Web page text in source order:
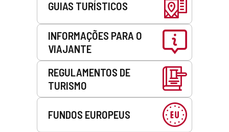
GUIAS TURÍSTICOS
INFORMAÇÕES PARA O
VIAJANTE
REGULAMENTOS DE
TURISMO
FUNDOS EUROPEUS